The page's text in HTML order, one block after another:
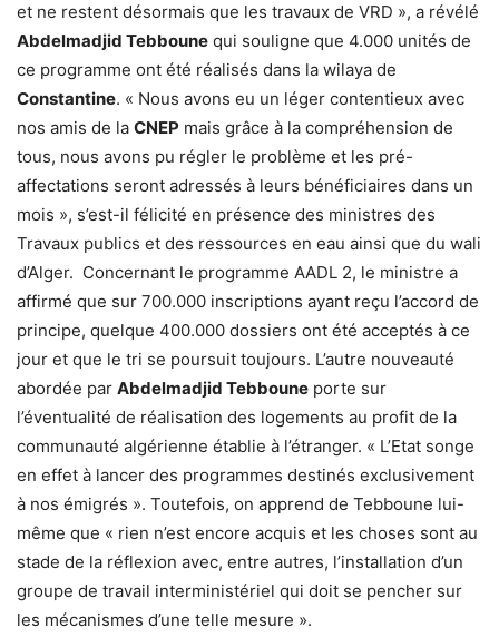
et ne restent désormais que les travaux de VRD », a révélé
Abdelmadjid Tebboune qui souligne que 4.000 unités de
ce programme ont été réalisés dans la wilaya de
Constantine. « Nous avons eu un léger contentieux avec
nos amis de la CNEP mais grâce à la compréhension de
tous, nous avons pu régler le problème et les pré-
affectations seront adressés à leurs bénéficiaires dans un
mois », s’est-il félicité en présence des ministres des
Travaux publics et des ressources en eau ainsi que du wali
d’Alger. Concernant le programme AADL 2, le ministre a
affirmé que sur 700.000 inscriptions ayant reçu l’accord de
principe, quelque 400.000 dossiers ont été acceptés à ce
jour et que le tri se poursuit toujours. L’autre nouveauté
abordée par Abdelmadjid Tebboune porte sur
l’éventualité de réalisation des logements au profit de la
communauté algérienne établie à l’étranger. « L’Etat songe
en effet à lancer des programmes destinés exclusivement
à nos émigrés ». Toutefois, on apprend de Tebboune lui-
même que « rien n’est encore acquis et les choses sont au
stade de la réflexion avec, entre autres, l’installation d’un
groupe de travail interministériel qui doit se pencher sur
les mécanismes d’une telle mesure ».